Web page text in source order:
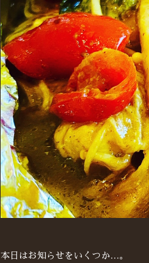
本日はお知らせをいくつか…。